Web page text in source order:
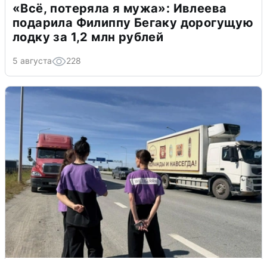
«Всё, потеряла я мужа»: Ивлеева
подарила Филиппу Бегаку дорогущую
лодку за 1,2 млн рублей
5 августа 228